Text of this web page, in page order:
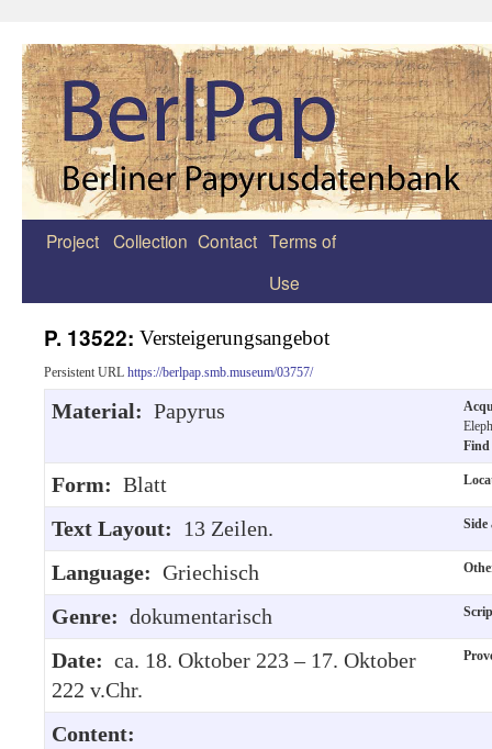
Zum
Project Collection Contact Terms of
Use
P. 13522: Versteigerungsangebot
Persistent URL https://berlpap.smb.museum/03757/
Material: Papyrus
Form: Blatt
Text Layout: 13 Zeilen.
Language: Griechisch
Genre: dokumentarisch
Date: ca. 18. Oktober 223 – 17. Oktober
222 v.Chr.
Content: